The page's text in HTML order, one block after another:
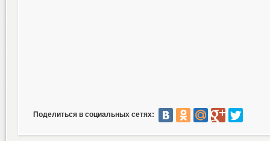
Поделиться в социальных сетях: